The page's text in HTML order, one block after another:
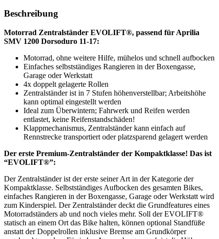
Beschreibung
Motorrad Zentralständer EVOLIFT®, passend für Aprilia
SMV 1200 Dorsoduro 11-17:
Motorrad, ohne weitere Hilfe, mühelos und schnell aufbocken
Einfaches selbstständiges Rangieren in der Boxengasse,
Garage oder Werkstatt
4x doppelt gelagerte Rollen
Zentralständer ist in 7 Stufen höhenverstellbar; Arbeitshöhe
kann optimal eingestellt werden
Ideal zum Überwintern; Fahrwerk und Reifen werden
entlastet, keine Reifenstandschäden!
Klappmechanismus, Zentralständer kann einfach auf
Rennstrecke transportiert oder platzsparend gelagert werden
Der erste Premium-Zentralständer der Kompaktklasse! Das ist
“EVOLIFT®”:
Der Zentralständer ist der erste seiner Art in der Kategorie der
Kompaktklasse. Selbstständiges Aufbocken des gesamten Bikes,
einfaches Rangieren in der Boxengasse, Garage oder Werkstatt wird
zum Kinderspiel. Der Zentralständer deckt die Grundfeatures eines
Motorradständers ab und noch vieles mehr. Soll der EVOLIFT®
statisch an einem Ort das Bike halten, können optional Standfüße
anstatt der Doppelrollen inklusive Bremse am Grundkörper